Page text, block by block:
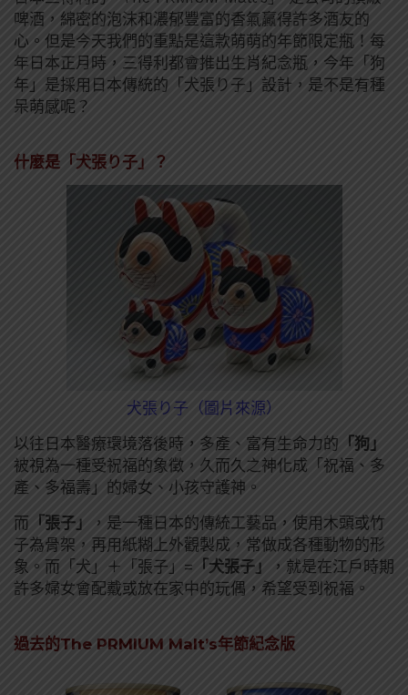
啤酒，綿密的泡沫和濃郁豐富的香氣贏得許多酒友的
心。但是今天我們的重點是這款萌萌的年節限定瓶！每
年日本正月時，三得利都會推出生肖紀念瓶，今年「狗
年」是採用日本傳統的「犬張り子」設計，是不是有種
呆萌感呢？
什麼是「犬張り子」？
犬張り子（圖片來源）
以往日本醫療環境落後時，多產、富有生命力的 「狗」
被視為一種受祝福的象徵，久而久之神化成「祝福、多
產、多福壽」的婦女、小孩守護神。
而 「張子」
，是一種日本的傳統工藝品，使用木頭或竹
子為骨架，再用紙糊上外觀製成，常做成各種動物的形
象。而「犬」＋「張子」= 「犬張子」
，就是在江戶時期
許多婦女會配戴或放在家中的玩偶，希望受到祝福。
過去的The PRMIUM Malt’s年節紀念版